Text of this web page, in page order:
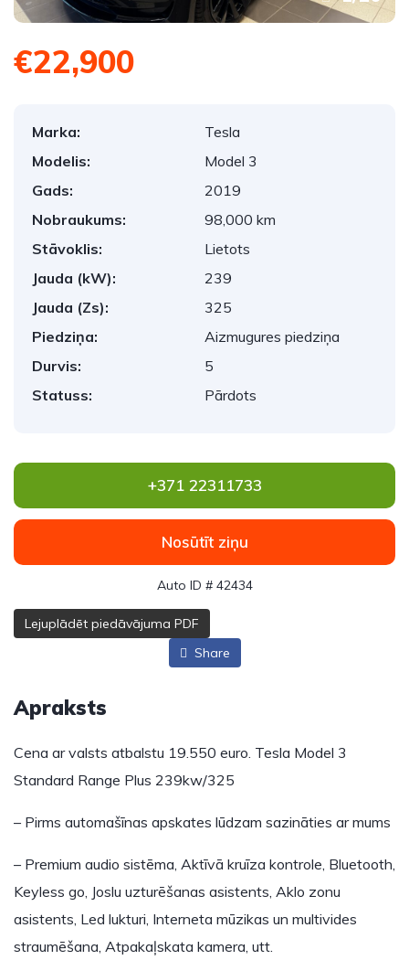
€22,900
Marka:
Tesla
Modelis:
Model 3
Gads:
2019
Nobraukums:
98,000 km
Stāvoklis:
Lietots
Jauda (kW):
239
Jauda (Zs):
325
Piedziņa:
Aizmugures piedziņa
Durvis:
5
Statuss:
Pārdots
+371 22311733
Nosūtīt ziņu
Auto ID # 42434
Lejuplādēt piedāvājuma PDF
Share
Apraksts
Cena ar valsts atbalstu 19.550 euro. Tesla Model 3
Standard Range Plus 239kw/325
– Pirms automašīnas apskates lūdzam sazināties ar mums
– Premium audio sistēma, Aktīvā kruīza kontrole, Bluetooth,
Keyless go, Joslu uzturēšanas asistents, Aklo zonu
asistents, Led lukturi, Interneta mūzikas un multivides
straumēšana, Atpakaļskata kamera, utt.